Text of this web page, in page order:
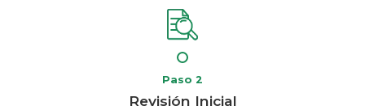
Paso 2
Revisión Inicial